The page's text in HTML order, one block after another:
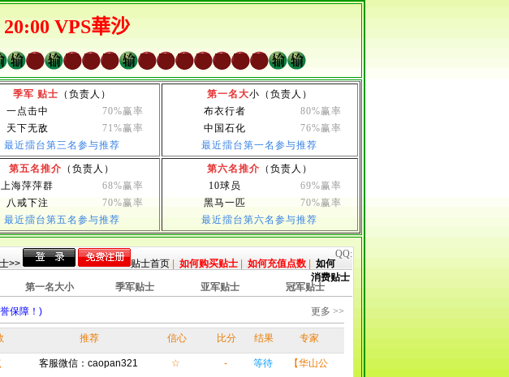
季军 贴士 （负责人）
一点击中
70%赢率
天下无敌
71%赢率
最近擂台第三名参与推荐
第一名大小（负责人）
布衣行者
80%赢率
中国石化
76%赢率
最近擂台第一名参与推荐
第五名推介 （负责人）
上海萍萍群
68%赢率
八戒下注
70%赢率
最近擂台第五名参与推荐
第六名推介 （负责人）
10球员
69%赢率
黑马一匹
70%赢率
最近擂台第六名参与推荐